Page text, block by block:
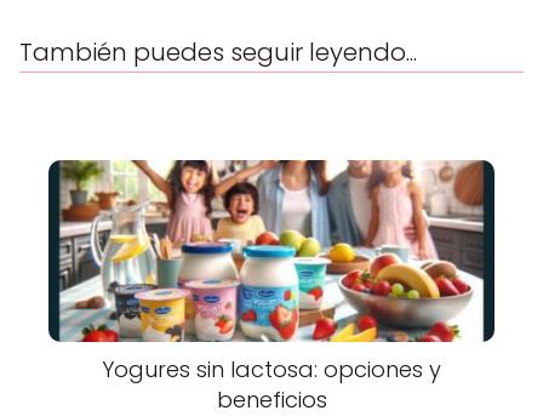
También puedes seguir leyendo...
Yogures sin lactosa: opciones y
beneficios